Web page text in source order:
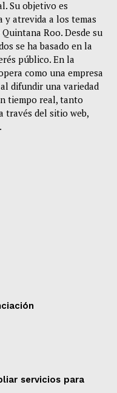
Su objetivo es
y atrevida a los temas
Roo. Desde su
se ha basado en la
público. En la
como una empresa
difundir una variedad
tiempo real, tanto
través del sitio web,
servicios para